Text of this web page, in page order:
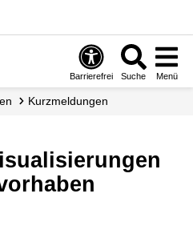
Barrierefrei Suche Menü
Kurzmeldungen